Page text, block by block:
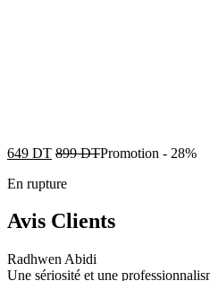
649 DT 899DTPromotion - 28%
En rupture
Avis Clients
Radhwen Abidi
Une sériosité et une